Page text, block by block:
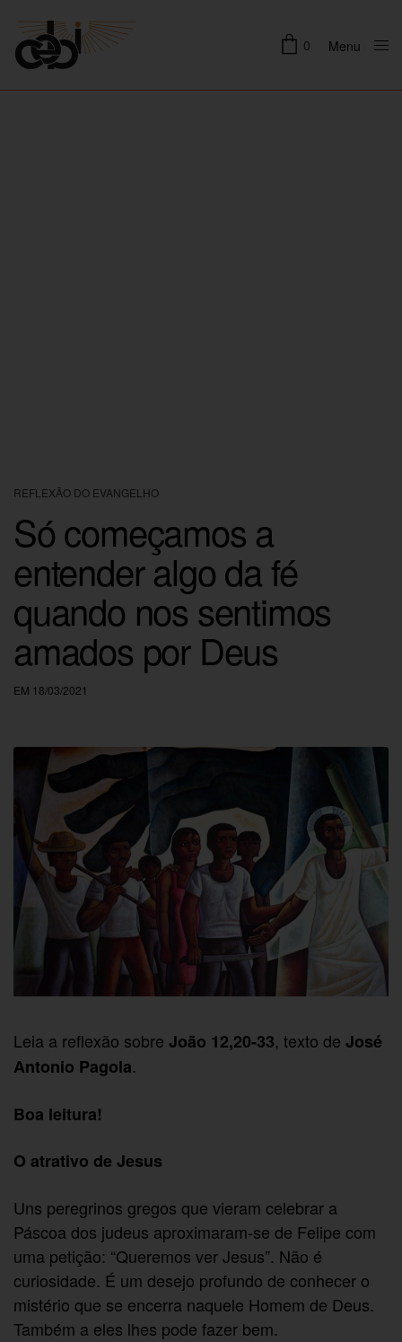
0 Menu
REFLEXÃO DO EVANGELHO
Só começamos a
entender algo da fé
quando nos sentimos
amados por Deus
EM 18/03/2021
Leia a reflexão sobreJoão 12,20-33, texto deJosé
Antonio Pagola.
Boa leitura!
O atrativo de Jesus
Uns peregrinos gregos que vieram celebrar a
Páscoa dos judeus aproximaram-se de Felipe com
uma petição: “Queremos ver Jesus”. Não é
curiosidade. É um desejo profundo de conhecer o
mistério que se encerra naquele Homem de Deus.
Também a eles lhes pode fazer bem.